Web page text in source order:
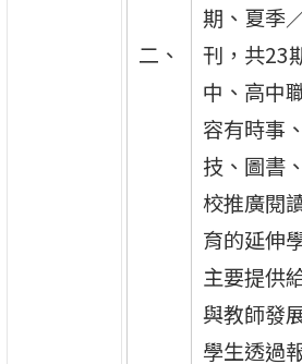
二、
期、夏季
刊，共23
中、高中
容有時事
技、圖書
校推廣閱
育的延伸
主要提供
與教師發
學生透過